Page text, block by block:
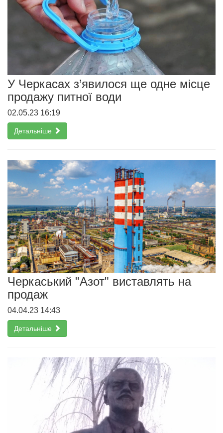
У Черкасах з’явилося ще одне місце
продажу питної води
02.05.23 16:19
Детальніше
Черкаський "Азот" виставлять на
продаж
04.04.23 14:43
Детальніше